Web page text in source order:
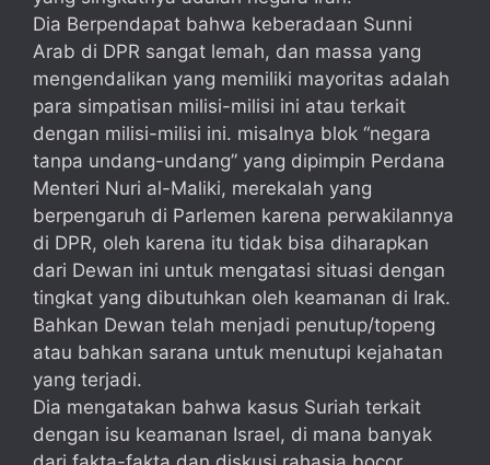
Dia Berpendapat bahwa keberadaan Sunni
Arab di DPR sangat lemah, dan massa yang
mengendalikan yang memiliki mayoritas adalah
para simpatisan milisi-milisi ini atau terkait
dengan milisi-milisi ini. misalnya blok “negara
tanpa undang-undang” yang dipimpin Perdana
Menteri Nuri al-Maliki, merekalah yang
berpengaruh di Parlemen karena perwakilannya
di DPR, oleh karena itu tidak bisa diharapkan
dari Dewan ini untuk mengatasi situasi dengan
tingkat yang dibutuhkan oleh keamanan di Irak.
Bahkan Dewan telah menjadi penutup/topeng
atau bahkan sarana untuk menutupi kejahatan
yang terjadi.
Dia mengatakan bahwa kasus Suriah terkait
dengan isu keamanan Israel, di mana banyak